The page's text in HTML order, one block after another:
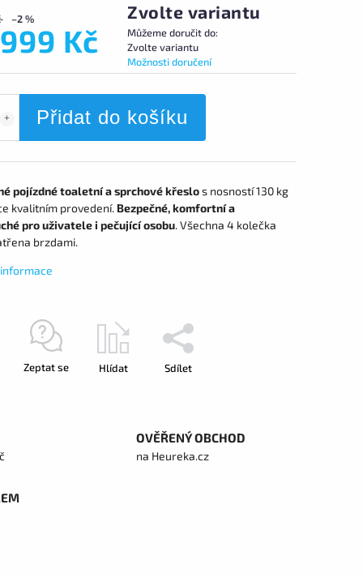
–2 %
Kč
Zvolte variantu
Můžeme doručit do:
Zvolte variantu
Možnosti doručení
Přidat do košíku
pojízdné toaletní a sprchové křeslos nosností 130 kg
kvalitním provedení. Bezpečné, komfortní a
pro uživatele i pečující osobu. Všechna 4 kolečka
brzdami.
Zeptat se Hlídat Sdílet
OVĚŘENÝ OBCHOD
na Heureka.cz